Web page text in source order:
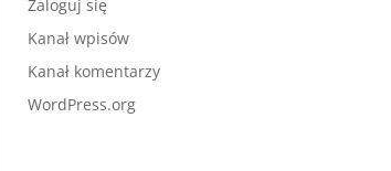
Zaloguj się
Kanał wpisów
Kanał komentarzy
WordPress.org